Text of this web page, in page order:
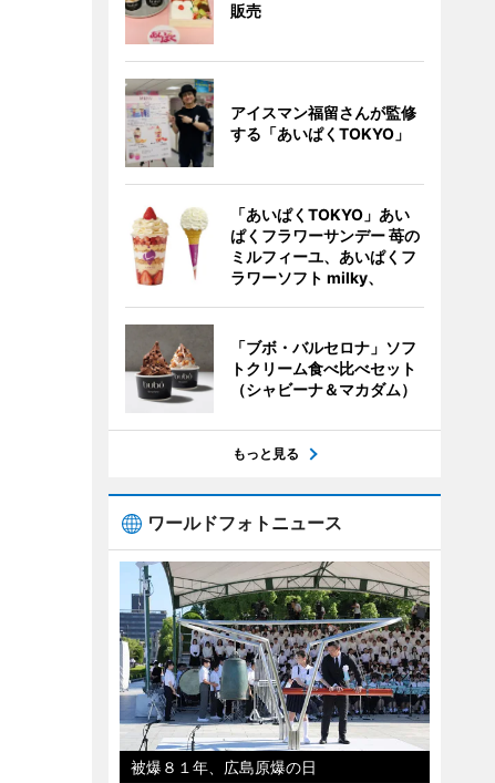
販売
アイスマン福留さんが監修
する「あいぱくTOKYO」
「あいぱくTOKYO」あい
ぱくフラワーサンデー 苺の
ミルフィーユ、あいぱくフ
ラワーソフト milky、
「ブボ・バルセロナ」ソフ
トクリーム食べ比べセット
（シャビーナ＆マカダム）
もっと見る
ワールドフォトニュース
被爆８１年、広島原爆の日